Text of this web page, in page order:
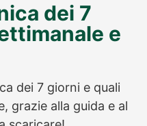
dei 7
e
dei 7 giorni e quali
grazie alla guida e al